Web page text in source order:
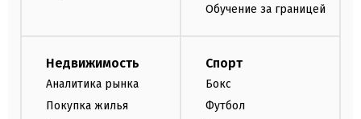
Обучение за границей
Недвижимость
Аналитика рынка
Покупка жилья
Спорт
Бокс
Футбол